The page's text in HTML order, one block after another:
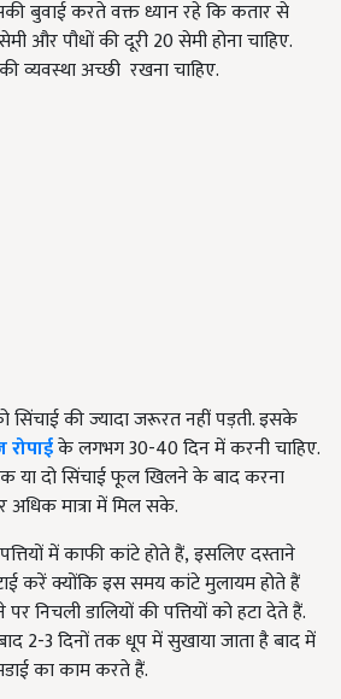
बुवाई करते वक्त ध्यान रहे कि कतार से
और पौधों की दूरी20सेमी होना चाहिए.
व्यवस्था अच्छी रखना चाहिए.
सिंचाई की ज्यादा जरूरत नहीं पड़ती. इसके
रोपाईके लगभग30-40दिन में करनी चाहिए.
या दो सिंचाई फूल खिलने के बाद करना
अधिक मात्रा में मिल सके.
में काफी कांटे होते हैं,इसलिए दस्ताने
करें क्योंकि इस समय कांटे मुलायम होते हैं
निचली डालियों की पत्तियों को हटा देते हैं.
2-3दिनों तक धूप में सुखाया जाता है बाद में
का काम करते हैं.